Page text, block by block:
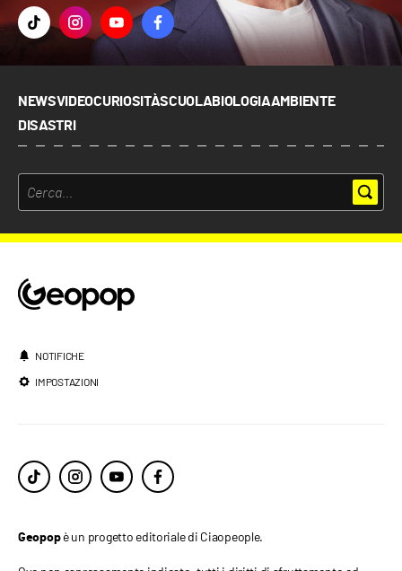
NEWSVIDEOCURIOSITÀSCUOLABIOLOGIAAMBIENTE
DISASTRI
NOTIFICHE
IMPOSTAZIONI
Geopopè un progetto editoriale di Ciaopeople.